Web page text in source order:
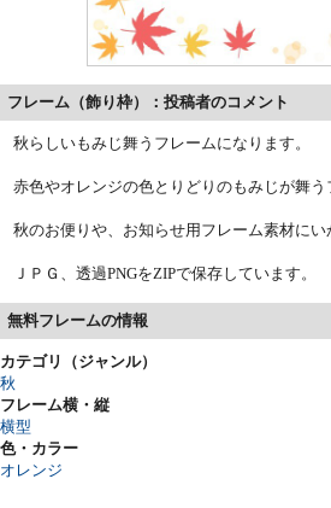
フレーム（飾り枠）：投稿者のコメント
秋らしいもみじ舞うフレームになります。
赤色やオレンジの色とりどりのもみじが舞う
秋のお便りや、お知らせ用フレーム素材にい
ＪＰＧ、透過PNGをZIPで保存しています。
無料フレームの情報
カテゴリ（ジャンル）
秋
フレーム横・縦
横型
色・カラー
オレンジ